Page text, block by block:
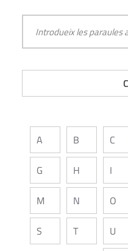
A B C
G H I
M N O
S T U